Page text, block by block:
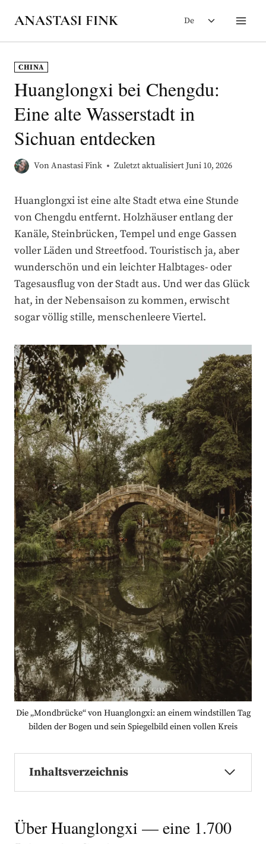
Inhalt
springen
ANASTASI FINK De
Untermenü
CHINA
Huanglongxi bei Chengdu:
Eine alte Wasserstadt in
Sichuan entdecken
VonAnastasi Fink Zuletzt aktualisiertJuni 10, 2026
Huanglongxi ist eine alte Stadt etwa eine Stunde
von Chengdu entfernt. Holzhäuser entlang der
Kanäle, Steinbrücken, Tempel und enge Gassen
voller Läden und Streetfood. Touristisch ja, aber
wunderschön und ein leichter Halbtages- oder
Tagesausflug von der Stadt aus. Und wer das Glück
hat, in der Nebensaison zu kommen, erwischt
sogar völlig stille, menschenleere Viertel.
Die „Mondbrücke“ von Huanglongxi: an einem windstillen Tag
bilden der Bogen und sein Spiegelbild einen vollen Kreis
Inhaltsverzeichnis
Über Huanglongxi — eine 1.700